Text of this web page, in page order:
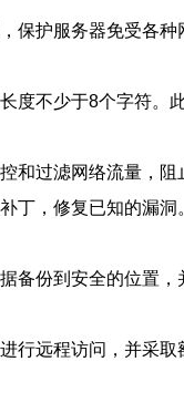
护服务器免受各
不少于8个字符
过滤网络流量，
，修复已知的漏
份到安全的位置
远程访问，并采